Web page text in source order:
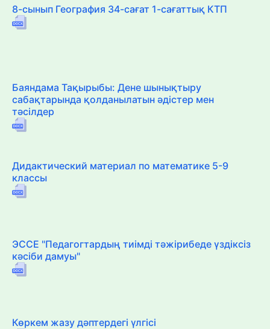
8-сынып География 34-сағат 1-сағаттық КТП
Баяндама Тақырыбы: Дене шынықтыру
сабақтарында қолданылатын әдістер мен
тәсілдер
Дидактический материал по математике 5-9
классы
ЭССЕ "Педагогтардың тиімді тәжірибеде үздіксіз
кәсіби дамуы"
Көркем жазу дәптердегі үлгісі